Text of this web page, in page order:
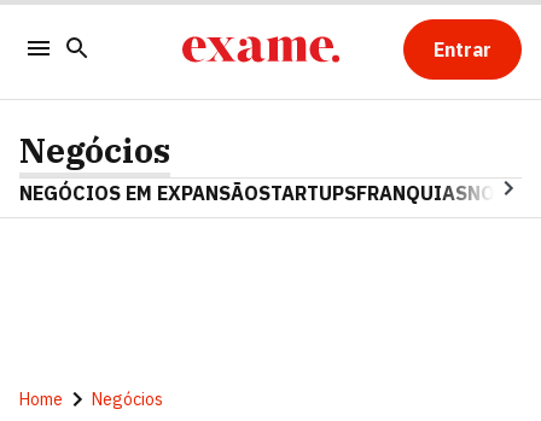
Entrar
Negócios
NEGÓCIOS EM EXPANSÃOSTARTUPSFRANQUIAS
Home Negócios